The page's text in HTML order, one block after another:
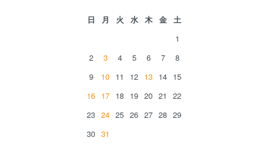
日 月 火 水 木 金
土
1
2
3 4 5 6 7
8
9
10 11 12 13 14 15
16 17 18 19 20 21
22
23 24 25 26 27 28 29
30 31